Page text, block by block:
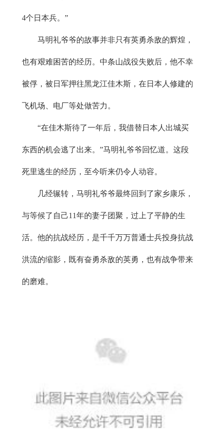
4个日本兵。”
马明礼爷爷的故事并非只有英勇杀敌的辉煌，
也有艰难困苦的经历。中条山战役失败后，他不幸
被俘，被日军押往黑龙江佳木斯，在日本人修建的
飞机场、电厂等处做苦力。
“在佳木斯待了一年后，我借替日本人出城买
东西的机会逃了出来。”马明礼爷爷回忆道。这段
死里逃生的经历，至今听来仍令人动容。
几经辗转，马明礼爷爷最终回到了家乡康乐，
与等候了自己11年的妻子团聚，过上了平静的生
活。他的抗战经历，是千千万万普通士兵投身抗战
洪流的缩影，既有奋勇杀敌的英勇，也有战争带来
的磨难。